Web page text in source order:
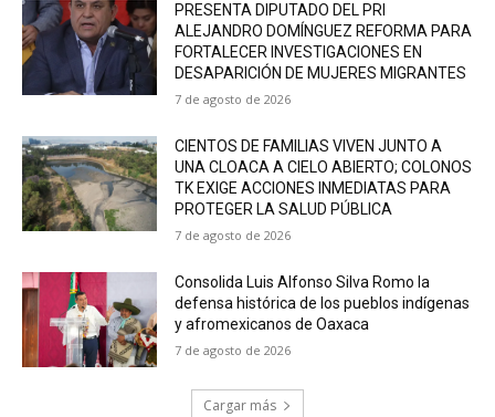
PRESENTA DIPUTADO DEL PRI
ALEJANDRO DOMÍNGUEZ REFORMA PARA
FORTALECER INVESTIGACIONES EN
DESAPARICIÓN DE MUJERES MIGRANTES
7 de agosto de 2026
CIENTOS DE FAMILIAS VIVEN JUNTO A
UNA CLOACA A CIELO ABIERTO; COLONOS
TK EXIGE ACCIONES INMEDIATAS PARA
PROTEGER LA SALUD PÚBLICA
7 de agosto de 2026
Consolida Luis Alfonso Silva Romo la
defensa histórica de los pueblos indígenas
y afromexicanos de Oaxaca
7 de agosto de 2026
Cargar más